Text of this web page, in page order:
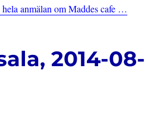
hela anmälan om Maddes cafe …
2014-08-